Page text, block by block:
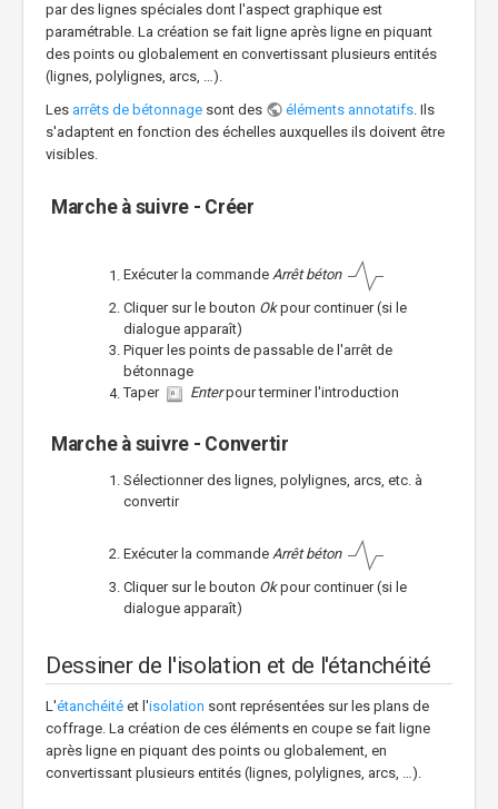
par des lignes spéciales dont l'aspect graphique est
paramétrable. La création se fait ligne après ligne en piquant
des points ou globalement en convertissant plusieurs entités
(lignes, polylignes, arcs, …).
Les arrêts de bétonnage sont des éléments annotatifs. Ils
s'adaptent en fonction des échelles auxquelles ils doivent être
visibles.
Marche à suivre - Créer
Exécuter la commande Arrêt béton
Cliquer sur le bouton Okpour continuer (si le
dialogue apparaît)
Piquer les points de passable de l'arrêt de
bétonnage
Taper
Enterpour terminer l'introduction
Marche à suivre - Convertir
Sélectionner des lignes, polylignes, arcs, etc. à
convertir
Exécuter la commande Arrêt béton
Cliquer sur le bouton Okpour continuer (si le
dialogue apparaît)
Dessiner de l'isolation et de l'étanchéité
L'étanchéité et l'isolation sont représentées sur les plans de
coffrage. La création de ces éléments en coupe se fait ligne
après ligne en piquant des points ou globalement, en
convertissant plusieurs entités (lignes, polylignes, arcs, …).